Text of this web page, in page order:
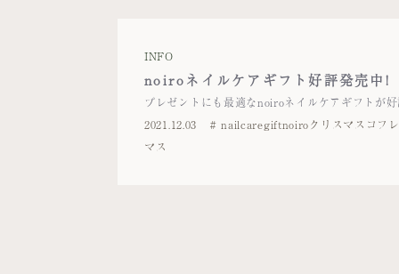
INFO
noiroネイルケアギフト好評発売中!
プレゼントにも最適なnoiroネイルケアギフトが
2021.12.03
nailcaregiftnoiroクリスマスコフレ
マス